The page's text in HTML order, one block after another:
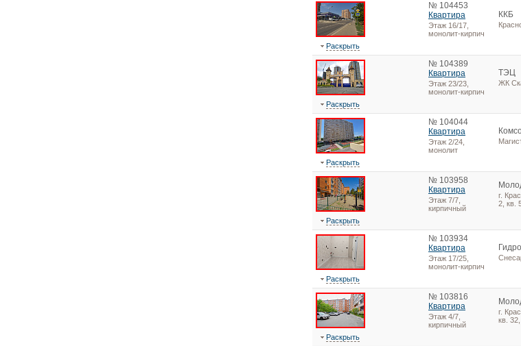
№ 104453
Квартира
Этаж 16/17,
монолит-кирпич
ККБ
Раскрыть
№ 104389
Квартира
Этаж 23/23,
монолит-кирпич
ТЭЦ
ЖК
Раскрыть
№ 104044
Квартира
Этаж 2/24,
монолит
Раскрыть
№ 103958
Квартира
Этаж 7/7,
кирпичный
г.
2, кв.
Раскрыть
№ 103934
Квартира
Этаж 17/25,
монолит-кирпич
Раскрыть
№ 103816
Квартира
Этаж 4/7,
кирпичный
г.
кв.
Раскрыть